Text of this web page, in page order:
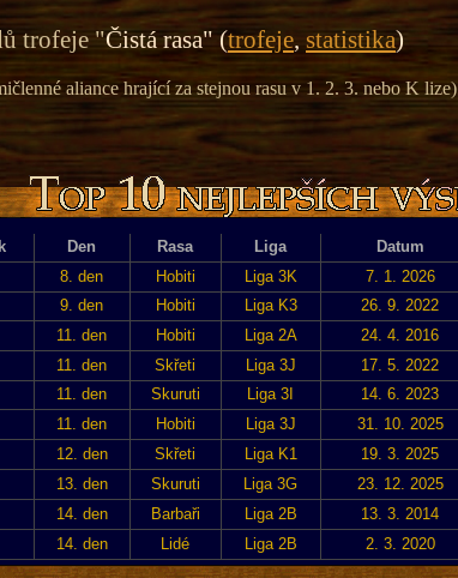
trofeje "Čistá rasa" (trofeje, statistika)
aliance hrající za stejnou rasu v 1. 2. 3. nebo K lize)
Den Rasa Liga Datum
8. den Hobiti Liga 3K 7. 1. 2026
9. den Hobiti Liga K3 26. 9. 2022
11. den Hobiti Liga 2A 24. 4. 2016
11. den Skřeti Liga 3J
17. 5. 2022
11. den Skuruti Liga 3I 14. 6. 2023
11. den Hobiti Liga 3J 31. 10. 2025
12. den Skřeti Liga K1 19. 3. 2025
13. den Skuruti Liga 3G 23. 12. 2025
14. den Barbaři Liga 2B 13. 3. 2014
14. den Lidé Liga 2B 2. 3. 2020